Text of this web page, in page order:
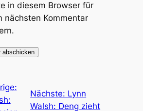
in diesem Browser für
nächsten Kommentar
Nächste: Lynn
Walsh: Deng zieht